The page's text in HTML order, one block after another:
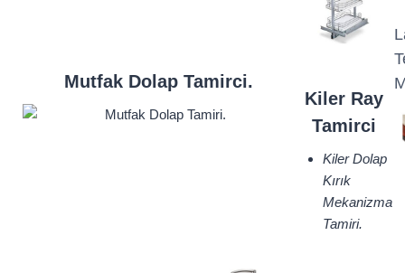
Mutfak Dolap Tamirci.
Kiler Ray
Tamirci
Kiler Dolap
Kırık
Mekanizma
Tamiri.